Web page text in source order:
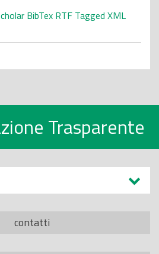
BibTex RTF Tagged XML
Trasparente
contatti